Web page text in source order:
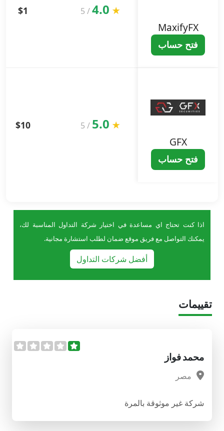
MaxifyFX
فتح حساب
★
4.0
/
5
$1
GFX
فتح حساب
★
5.0
/
5
$10
اذا كنت تحتاج اي مساعدة في اختيار شركة التداول المناسبة لك،
يمكنك التواصل مع فريق موقع ضمان لطلب استشارة مجانية.
أفضل شركات التداول
تقييمات
محمد فواز
مصر
شركة غير موثوقة بالمرة